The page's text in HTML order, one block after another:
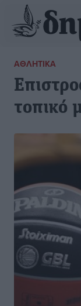
ΑΘΛΗΤΙΚΆ
τοπικό